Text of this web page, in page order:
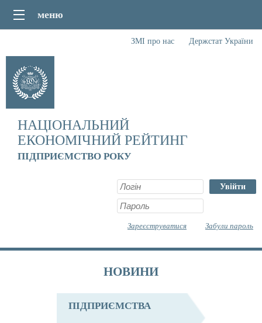
ЗМІ про нас Держстат України
НАЦІОНАЛЬНИЙ
ЕКОНОМІЧНИЙ РЕЙТИНГ
ПІДПРИЄМСТВО РОКУ
Увійти
Зареєструватися Забули пароль
меню
НОВИНИ
ПІДПРИЄМСТВА